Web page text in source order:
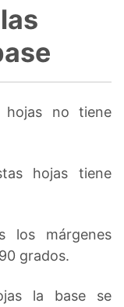
no tiene
hojas tiene
los márgenes
grados.
la base se